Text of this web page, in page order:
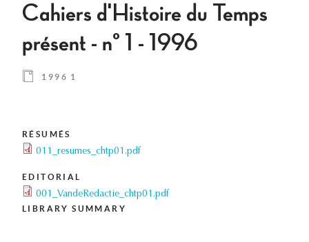
Cahiers d'Histoire du Temps
présent - n° 1 - 1996
1996 1
RÉSUMÉS
011_resumes_chtp01.pdf
EDITORIAL
001_VandeRedactie_chtp01.pdf
LIBRARY SUMMARY